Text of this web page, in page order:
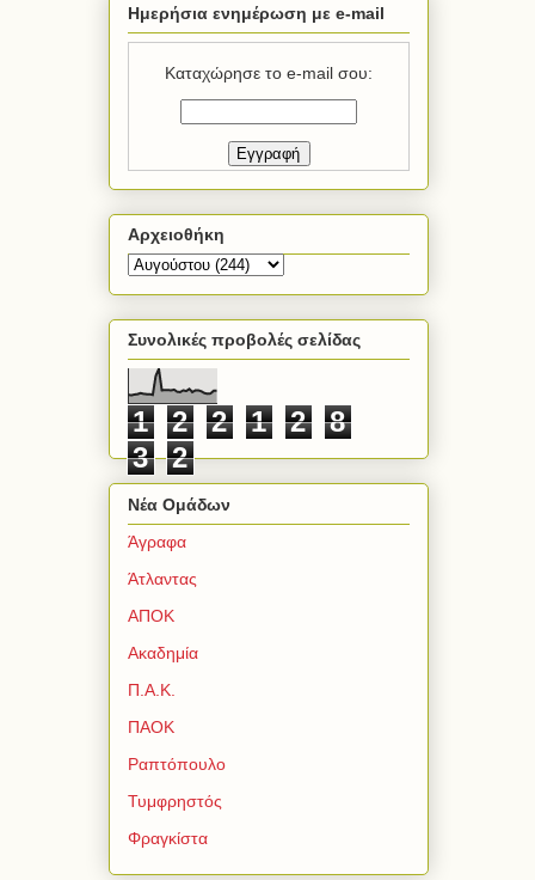
Ημερήσια ενημέρωση με e-mail
Καταχώρησε το e-mail σου:
Αρχειοθήκη
Συνολικές προβολές σελίδας
1 2 2 1 2
8
3
2
Νέα Ομάδων
Άγραφα
Άτλαντας
ΑΠΟΚ
Ακαδημία
Π.Α.Κ.
ΠΑΟΚ
Ραπτόπουλο
Τυμφρηστός
Φραγκίστα